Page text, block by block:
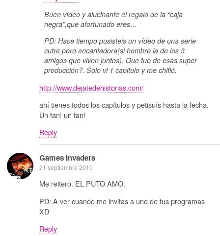
Buen vídeo y alucinante el regalo de la “caja
negra”,que afortunado eres…
PD: Hace tiempo pusisteis un vídeo de una serie
cutre pero encantadora(si hombre la de los 3
amigos que viven juntos). Que fue de esas super
producción?. Solo vi 1 capitulo y me chifló.
http://www.dejatedehistorias.com/
ahí tienes todos los capítulos y petisuís hasta la fecha.
Un fan! un fan!
Reply
Games Invaders
21 septiembre 2010
Me reitero. EL PUTO AMO.
PD: A ver cuando me invitas a uno de tus programas
XD
Reply